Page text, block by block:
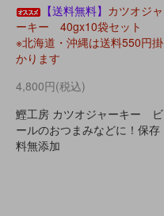
【送料無料】 カツオジャ
ーキー 40gx10袋セット
※北海道・沖縄は送料550円掛
かります
4,800円(税込)
鰹工房 カツオジャーキー ビ
ールのおつまみなどに！保存
料無添加